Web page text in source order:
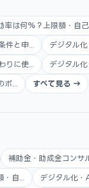
率は何%？上限額・自己
と申... デジタル化
に使... デジタル
... すべて見る →
補助金・助成金コンサ
自... デジタル化・